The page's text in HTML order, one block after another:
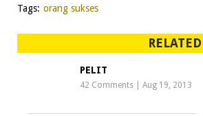
Tags: orang sukses
PELIT
42 Comments |Aug 19, 2013